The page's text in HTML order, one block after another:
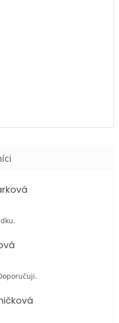
je 5 z 5 hvězdiček.
je 5 z 5 hvězdiček.
je 5 z 5 hvězdiček.